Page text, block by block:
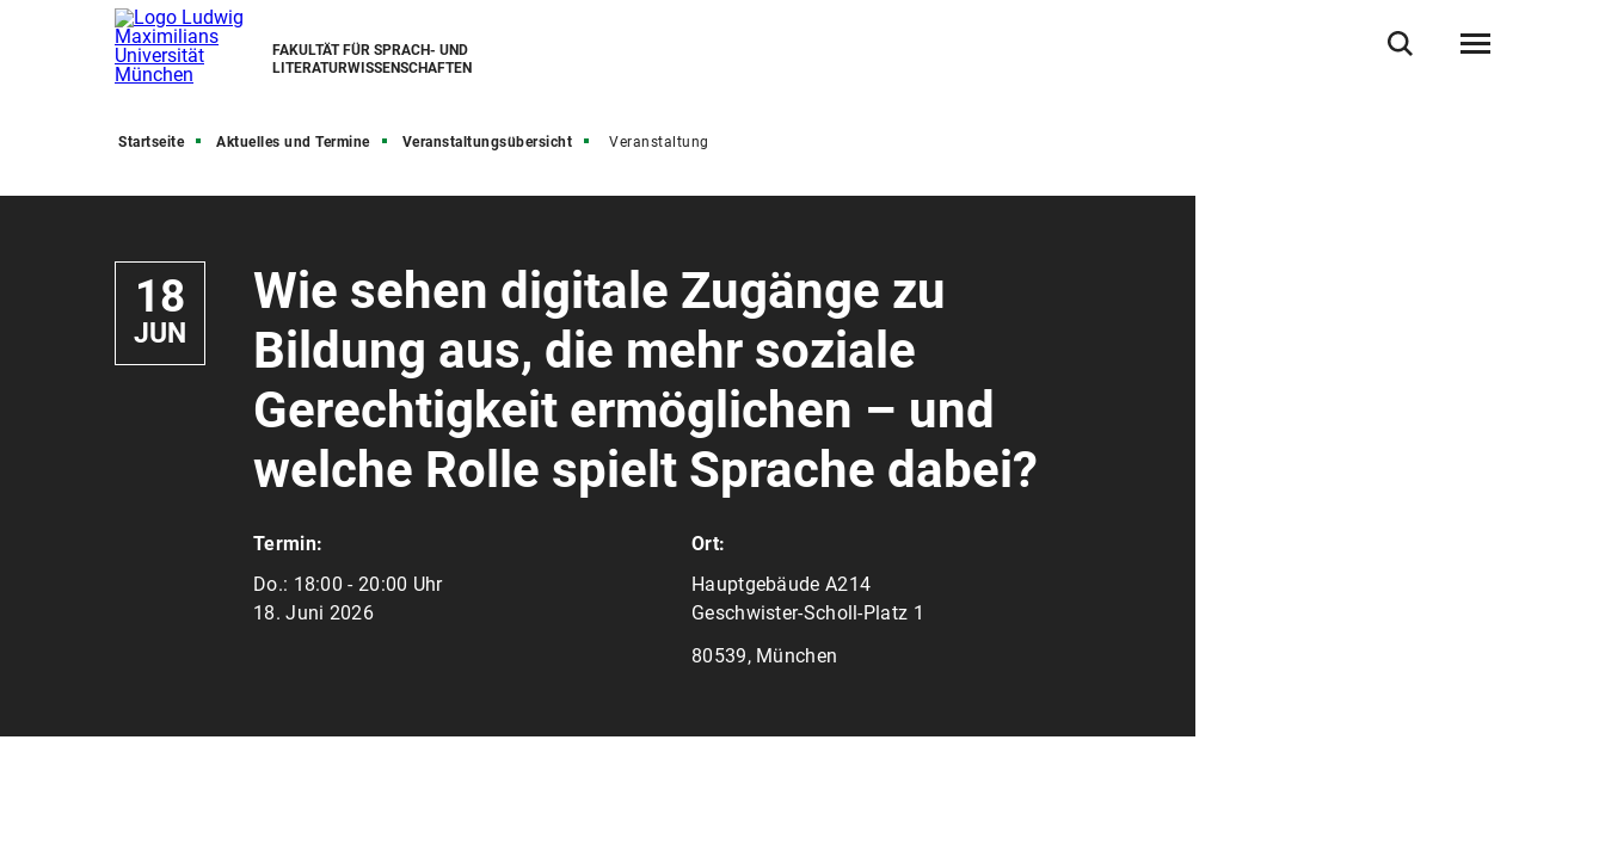
FAKULTÄT FÜR SPRACH- UND
LITERATURWISSENSCHAFTEN
Startseite Aktuelles und Termine Veranstaltungsübersicht Veranstaltung
18
JUN
Wie sehen digitale Zugänge zu
Bildung aus, die mehr soziale
Gerechtigkeit ermöglichen – und
welche Rolle spielt Sprache dabei?
Termin:
Do.: 18:00 - 20:00 Uhr
18. Juni 2026
Ort:
Hauptgebäude A214
Geschwister-Scholl-Platz 1
80539, München